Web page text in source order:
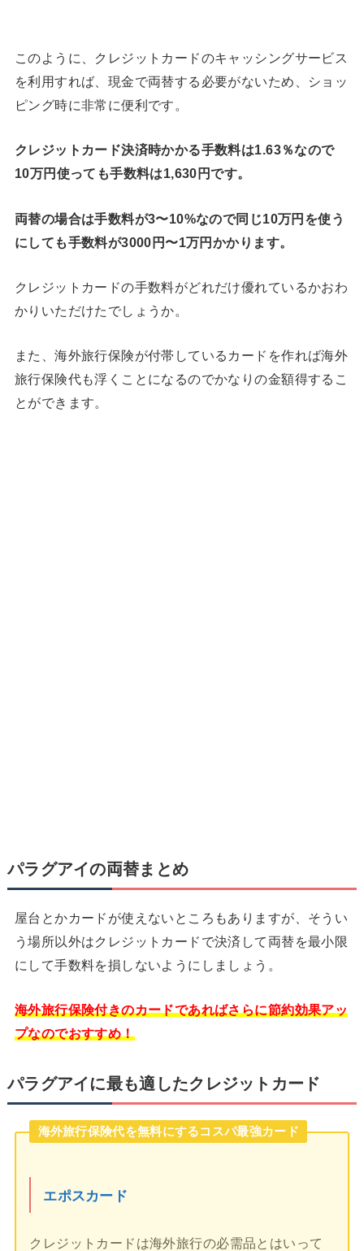
このように、クレジットカードのキャッシングサービス
を利用すれば、現金で両替する必要がないため、ショッ
ピング時に非常に便利です。
クレジットカード決済時かかる手数料は1.63％なので
10万円使っても手数料は1,630円です。
両替の場合は手数料が3〜10%なので同じ10万円を使う
にしても手数料が3000円〜1万円かかります。
クレジットカードの手数料がどれだけ優れているかおわ
かりいただけたでしょうか。
また、海外旅行保険が付帯しているカードを作れば海外
旅行保険代も浮くことになるのでかなりの金額得するこ
とができます。
パラグアイの両替まとめ
屋台とかカードが使えないところもありますが、そうい
う場所以外はクレジットカードで決済して両替を最小限
にして手数料を損しないようにしましょう。
海外旅行保険付きのカードであればさらに節約効果アッ
プなのでおすすめ！
パラグアイに最も適したクレジットカード
海外旅行保険代を無料にするコスパ最強カード
エポスカード
クレジットカードは海外旅行の必需品とはいって